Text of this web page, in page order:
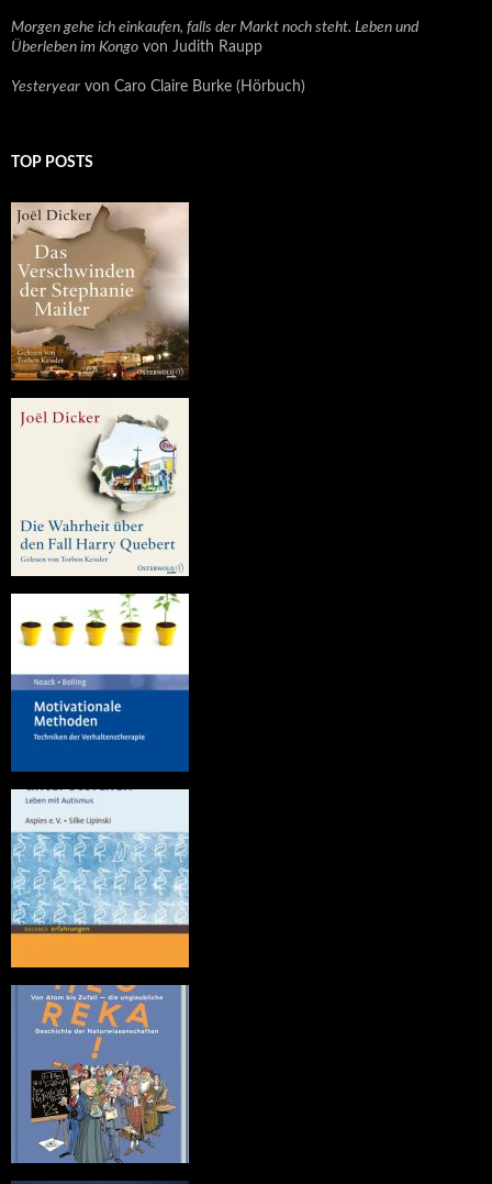
Morgen gehe ich einkaufen, falls der Markt noch steht. Leben und
Überleben im Kongo von Judith Raupp
Yesteryear von Caro Claire Burke (Hörbuch)
TOP POSTS